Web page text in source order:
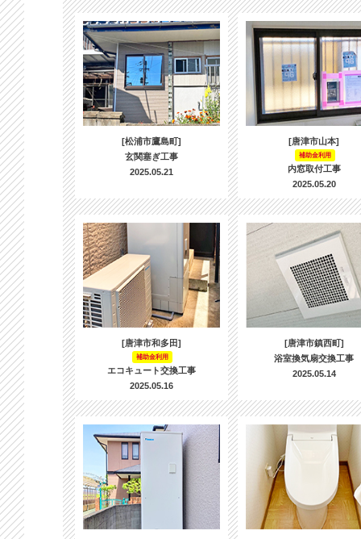
[松浦市鷹島町]
玄関塞ぎ工事
2025.05.21
[唐津市山本]
補助金利用
内窓取付工事
2025.05.20
[唐津市和多田]
補助金利用
エコキュート交換工事
2025.05.16
[唐津市鎮西町]
浴室換気扇交換工事
2025.05.14